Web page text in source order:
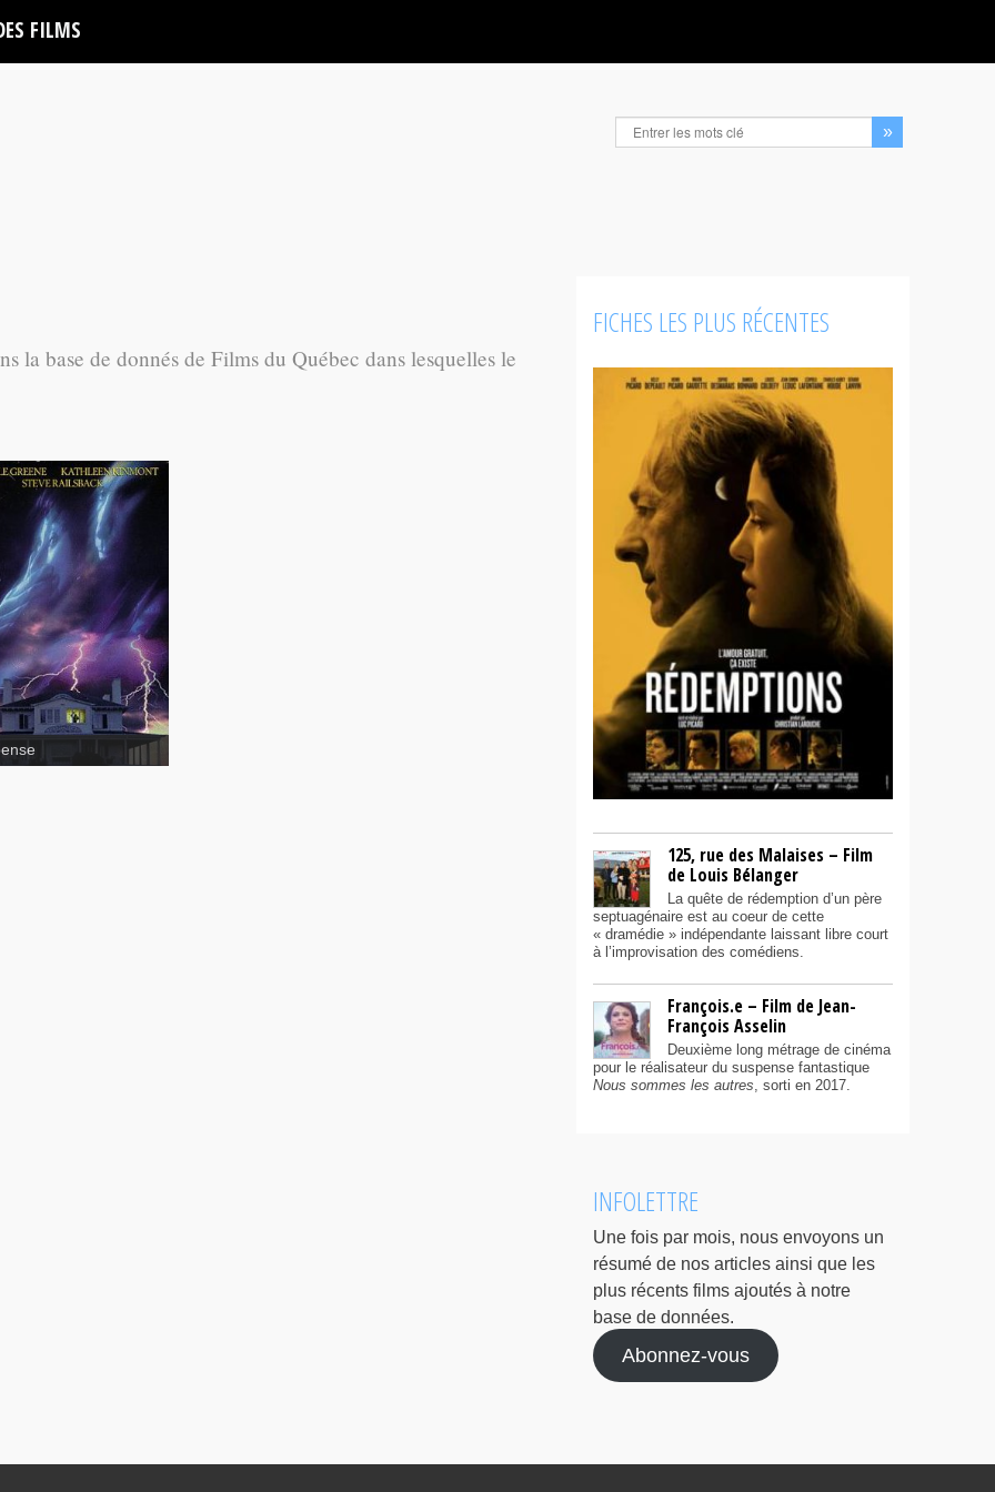
FILMS
la base de donnés de Films du Québec dans lesquelles le
FICHES LES PLUS RÉCENTES
125, rue des Malaises – Film
de Louis Bélanger
La quête de rédemption d’un père
septuagénaire est au coeur de cette
« dramédie » indépendante laissant libre court
à l’improvisation des comédiens.
François.e – Film de Jean-
François Asselin
Deuxième long métrage de cinéma
pour le réalisateur du suspense fantastique
Nous sommes les autres, sorti en 2017.
INFOLETTRE
Une fois par mois, nous envoyons un
résumé de nos articles ainsi que les
plus récents films ajoutés à notre
base de données.
Abonnez-vous